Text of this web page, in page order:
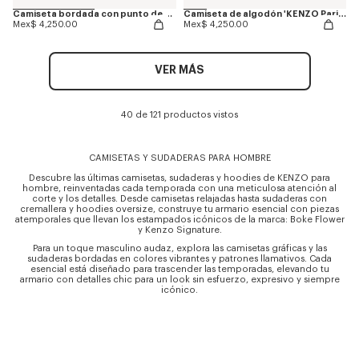
Camiseta bordada con punto de cadeneta de algodón 'KENZO Paris'
Mex$ 4,250.00
Camiseta de algodón 'KENZO Paris Emblem'
Mex$ 4,250.00
VER MÁS
40 de 121 productos vistos
CAMISETAS Y SUDADERAS PARA HOMBRE
Descubre las últimas camisetas, sudaderas y hoodies de KENZO para
hombre, reinventadas cada temporada con una meticulosa atención al
corte y los detalles. Desde camisetas relajadas hasta sudaderas con
cremallera y hoodies oversize, construye tu armario esencial con piezas
atemporales que llevan los estampados icónicos de la marca: Boke Flower
y Kenzo Signature.
Para un toque masculino audaz, explora las camisetas gráficas y las
sudaderas bordadas en colores vibrantes y patrones llamativos. Cada
esencial está diseñado para trascender las temporadas, elevando tu
armario con detalles chic para un look sin esfuerzo, expresivo y siempre
icónico.